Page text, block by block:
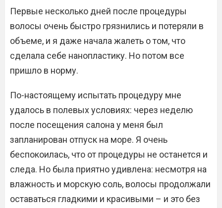
Первые несколько дней после процедуры
волосы очень быстро грязнились и потеряли в
объеме, и я даже начала жалеть о том, что
сделала себе нанопластику. Но потом все
пришло в норму.
По-настоящему испытать процедуру мне
удалось в полевых условиях: через неделю
после посещения салона у меня был
запланирован отпуск на море. Я очень
беспокоилась, что от процедуры не останется и
следа. Но была приятно удивлена: несмотря на
влажность и морскую соль, волосы продолжали
оставаться гладкими и красивыми – и это без